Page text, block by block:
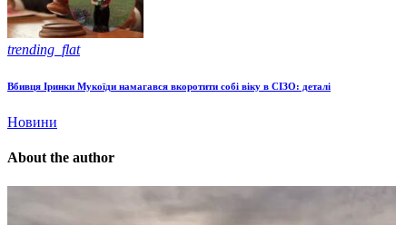
trending_flat
Вбивця Іринки Мукоїди намагався вкоротити собі віку в СІЗО: деталі
Новини
About the author